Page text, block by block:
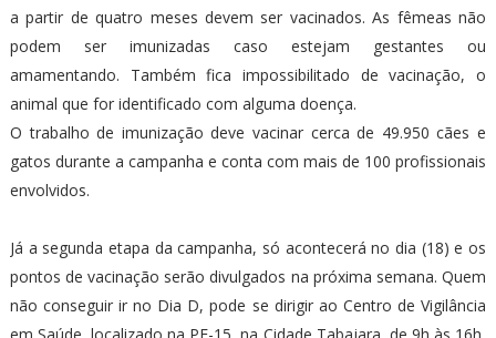
a partir de quatro meses devem ser vacinados. As fêmeas não
podem ser imunizadas caso estejam gestantes ou
amamentando. Também fica impossibilitado de vacinação, o
animal que for identificado com alguma doença.
O trabalho de imunização deve vacinar cerca de 49.950 cães e
gatos durante a campanha e conta com mais de 100 profissionais
envolvidos.
Já a segunda etapa da campanha, só acontecerá no dia (18) e os
pontos de vacinação serão divulgados na próxima semana. Quem
não conseguir ir no Dia D, pode se dirigir ao Centro de Vigilância